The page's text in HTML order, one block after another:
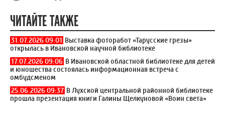
ЧИТАЙТЕ ТАКЖЕ
31.07.2026 09:01 Выставка фоторабот «Тарусские грезы»
открылась в Ивановской научной библиотеке
17.07.2026 09:06 В Ивановской областной библиотеке для детей
и юношества состоялась информационная встреча с
омбудсменом
25.06.2026 09:37 В Лухской центральной районной библиотеке
прошла презентация книги Галины Щелкуновой «Воин света»